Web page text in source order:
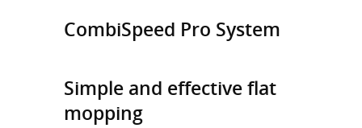
CombiSpeed Pro System
Simple and effective flat
mopping